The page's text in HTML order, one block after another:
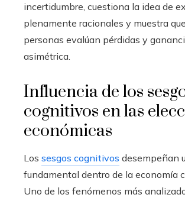
incertidumbre, cuestiona la idea de
plenamente racionales y muestra
personas evalúan pérdidas y
asimétrica.
Influencia de los
cognitivos en las
económicas
Los sesgos cognitivos desempeñan
fundamental dentro de la economía
Uno de los fenómenos más